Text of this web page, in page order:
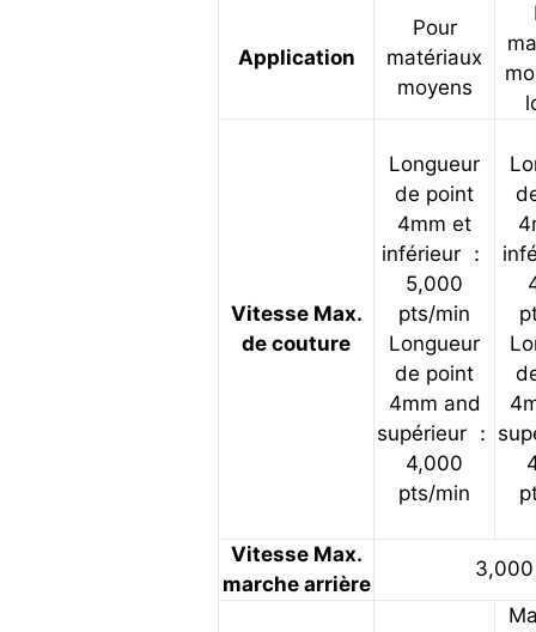
Application
Pour
matériaux
moyens
Vitesse Max.
de couture
Longueur
de point
4mm et
inférieur ：
5,000
pts/min
Longueur
de point
4mm and
supérieur ：
4,000
pts/min
Vitesse Max.
marche arrière